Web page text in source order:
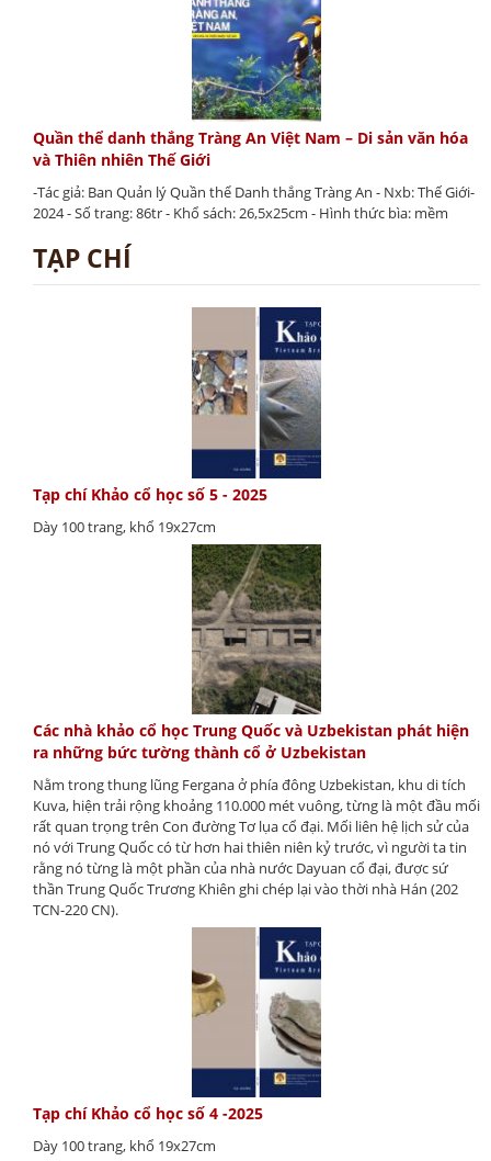
Quần thể danh thắng Tràng An Việt Nam – Di sản văn hóa
và Thiên nhiên Thế Giới
-Tác giả: Ban Quản lý Quần thể Danh thắng Tràng An - Nxb: Thế Giới-
2024 - Số trang: 86tr - Khổ sách: 26,5x25cm - Hình thức bìa: mềm
TẠP CHÍ
Tạp chí Khảo cổ học số 5 - 2025
Dày 100 trang, khổ 19x27cm
Các nhà khảo cổ học Trung Quốc và Uzbekistan phát hiện
ra những bức tường thành cổ ở Uzbekistan
Nằm trong thung lũng Fergana ở phía đông Uzbekistan, khu di tích
Kuva, hiện trải rộng khoảng 110.000 mét vuông, từng là một đầu mối
rất quan trọng trên Con đường Tơ lụa cổ đại. Mối liên hệ lịch sử của
nó với Trung Quốc có từ hơn hai thiên niên kỷ trước, vì người ta tin
rằng nó từng là một phần của nhà nước Dayuan cổ đại, được sứ
thần Trung Quốc Trương Khiên ghi chép lại vào thời nhà Hán (202
TCN-220 CN).
Tạp chí Khảo cổ học số 4 -2025
Dày 100 trang, khổ 19x27cm